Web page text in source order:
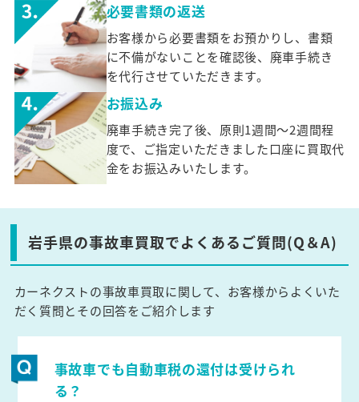
必要書類の返送
お客様から必要書類をお預かりし、書類
に不備がないことを確認後、廃車手続き
を代行させていただきます。
お振込み
廃車手続き完了後、原則1週間～2週間程
度で、ご指定いただきました口座に買取代
金をお振込みいたします。
岩手県の事故車買取でよくあるご質問(Q＆A)
カーネクストの事故車買取に関して、お客様からよくいた
だく質問とその回答をご紹介します
事故車でも自動車税の還付は受けられ
る？